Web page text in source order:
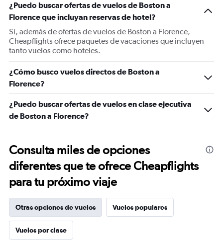
¿Puedo buscar ofertas de vuelos de Boston a
Florence que incluyan reservas de hotel?
Sí, además de ofertas de vuelos de Boston a Florence,
Cheapflights ofrece paquetes de vacaciones que incluyen
tanto vuelos como hoteles.
¿Cómo busco vuelos directos de Boston a
Florence?
¿Puedo buscar ofertas de vuelos en clase ejecutiva
de Boston a Florence?
Consulta miles de opciones
diferentes que te ofrece Cheapflights
para tu próximo viaje
Otras opciones de vuelos Vuelos populares
Vuelos por clase